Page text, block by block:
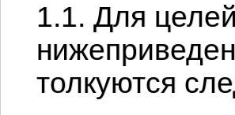
1.1. Для
толкуются